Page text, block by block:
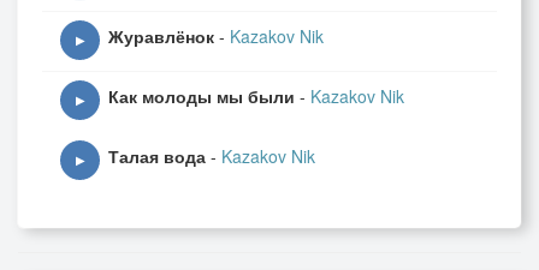
▶ Журавлёнок - Kazakov Nik
▶ Как молоды мы были - Kazakov Nik
▶ Талая вода - Kazakov Nik